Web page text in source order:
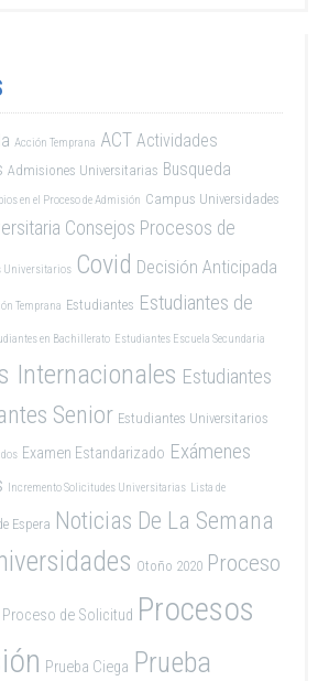
Acción Temprana ACT Actividades
Admisiones Universitarias Busqueda
en el Proceso de Admisión Campus Universidades
Consejos Procesos de
Universitarios Covid Decisión Anticipada
Temprana Estudiantes Estudiantes de
en Bachillerato Estudiantes Escuela Secundaria
Internacionales Estudiantes
Senior Estudiantes Universitarios
Examen Estandarizado Exámenes
Incremento Solicitudes Universitarias Lista de
Espera Noticias De La Semana
Otoño 2020 Proceso
Proceso de Solicitud Procesos
Prueba Ciega Prueba